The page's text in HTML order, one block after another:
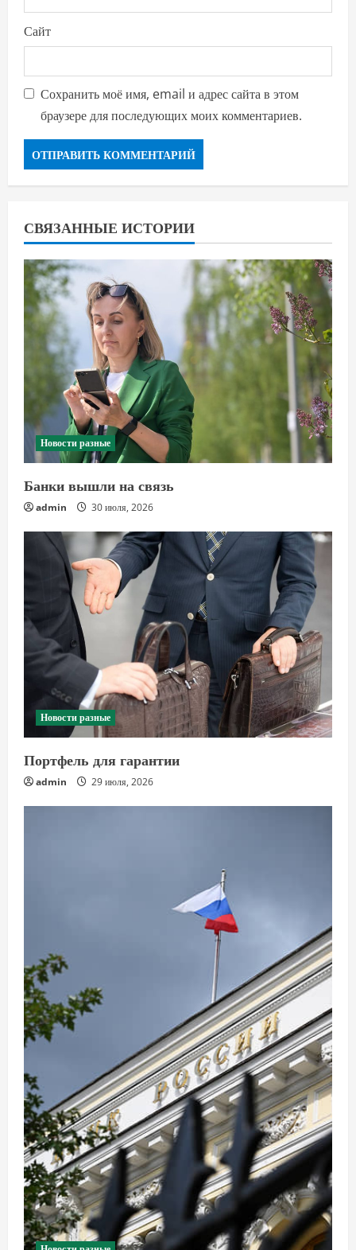
Сайт
Сохранить моё имя, email и адрес сайта в этом
браузере для последующих моих комментариев.
СВЯЗАННЫЕ ИСТОРИИ
Новости разные
Банки вышли на связь
admin 30 июля, 2026
Новости разные
Портфель для гарантии
admin 29 июля, 2026